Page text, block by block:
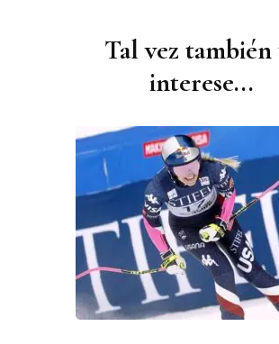
Tal vez también
interese...